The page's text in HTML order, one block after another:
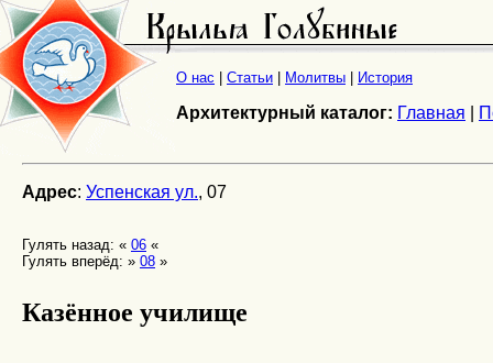
О нас Статьи Молитвы История
Архитектурный каталог: Главная
Адрес: Успенская ул., 07
Гулять назад: « 06 «
Гулять вперёд: » 08 »
Казённое училище